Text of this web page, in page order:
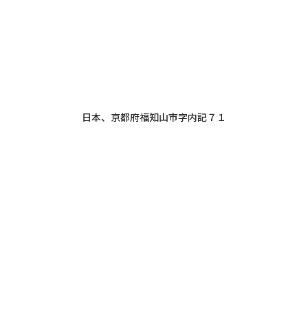
日本、京都府福知山市字内記７１